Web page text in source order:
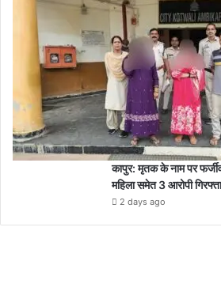
कापुर: मृतक के नाम पर
महिला समेत 3 आरोपी
2 days ago